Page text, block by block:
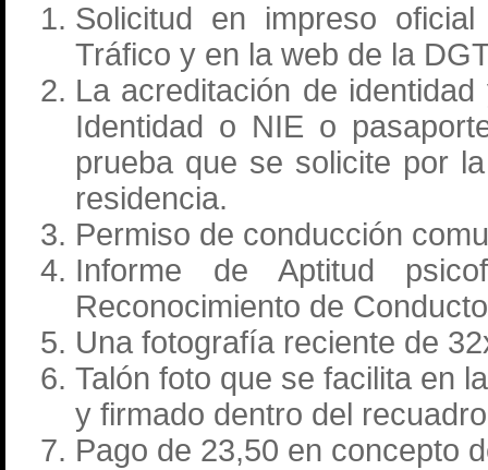
Solicitud en impreso
Tráfico y en la web de la
La acreditación de
Identidad o NIE o
prueba que se solicite por
residencia.
Permiso de conducción
Informe de Aptitud
Reconocimiento de
Una fotografía reciente de
Talón foto que se facilita en
y firmado dentro del
Pago de 23,50 en concepto